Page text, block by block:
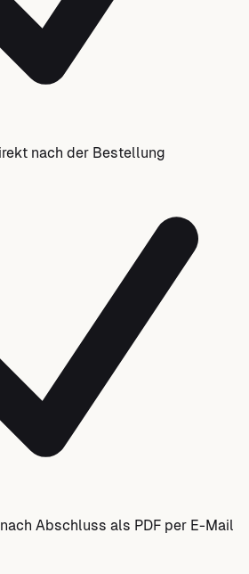
nach der Bestellung
Abschluss als PDF per E-Mail